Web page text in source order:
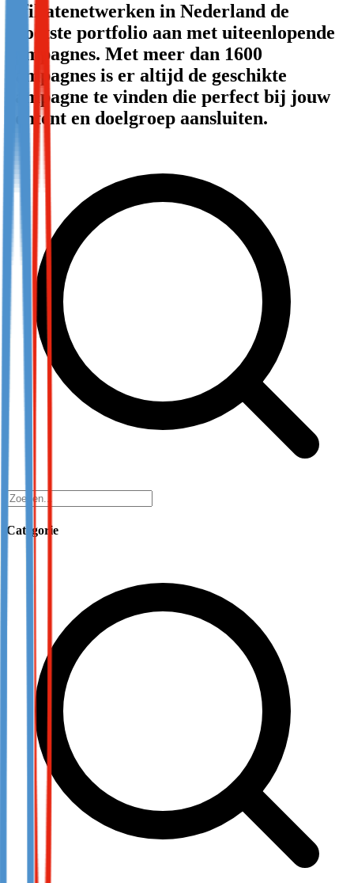
Not already our Publisher?
affiliatenetwerken in Nederland de
grootste portfolio aan met uiteenlopende
campagnes. Met meer dan 1600
campagnes is er altijd de geschikte
campagne te vinden die perfect bij jouw
content en doelgroep aansluiten.
Categorie